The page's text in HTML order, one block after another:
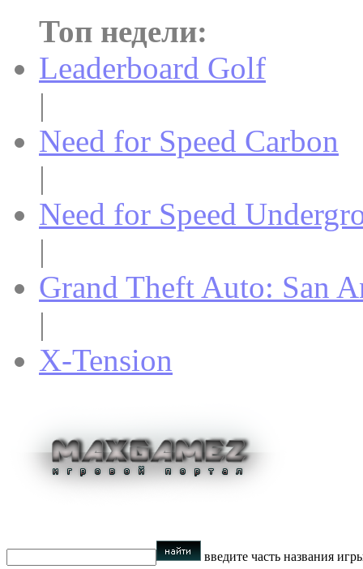
Топ недели:
Leaderboard Golf
|
Need for Speed Carbon
|
Need for Speed
|
Grand Theft Auto: San
|
X-Tension
введите часть названия